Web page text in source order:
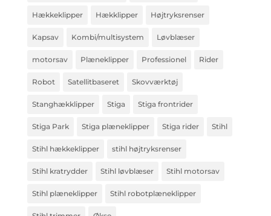
Hækkeklipper Hækklipper Højtryksrenser
Kapsav Kombi/multisystem Løvblæser
motorsav Plæneklipper Professionel Rider
Robot Satellitbaseret Skovværktøj
Stanghækklipper Stiga Stiga frontrider
Stiga Park Stiga plæneklipper Stiga rider Stihl
Stihl hækkeklipper stihl højtryksrenser
Stihl kratrydder Stihl løvblæser Stihl motorsav
Stihl plæneklipper Stihl robotplæneklipper